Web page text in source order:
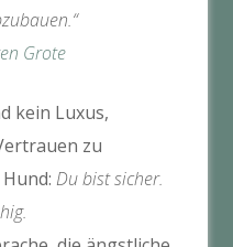
Grote
kein Luxus,
zu
Du bist sicher.